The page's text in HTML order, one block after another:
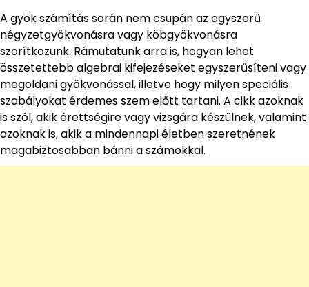
A gyök számítás során nem csupán az egyszerű
négyzetgyökvonásra vagy köbgyökvonásra
szorítkozunk. Rámutatunk arra is, hogyan lehet
összetettebb algebrai kifejezéseket egyszerűsíteni vagy
megoldani gyökvonással, illetve hogy milyen speciális
szabályokat érdemes szem előtt tartani. A cikk azoknak
is szól, akik érettségire vagy vizsgára készülnek, valamint
azoknak is, akik a mindennapi életben szeretnének
magabiztosabban bánni a számokkal.